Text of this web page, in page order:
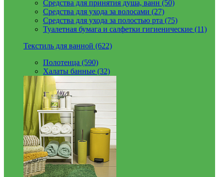
Средства для принятия душа, ванн (50)
Средства для ухода за волосами (27)
Средства для ухода за полостью рта (75)
Туалетная бумага и салфетки гигиенические (11)
Текстиль для ванной (622)
Полотенца (590)
Халаты банные (32)